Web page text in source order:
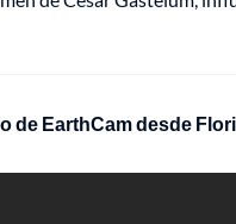
de EarthCam desde